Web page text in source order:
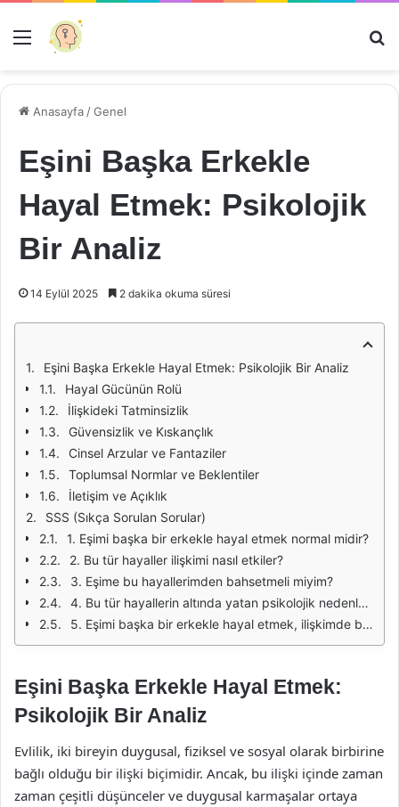
Menü
Anasayfa /Genel
Eşini Başka Erkekle
Hayal Etmek: Psikolojik
Bir Analiz
14 Eylül 2025 2 dakika okuma süresi
Eşini Başka Erkekle Hayal Etmek: Psikolojik Bir Analiz
Hayal Gücünün Rolü
İlişkideki Tatminsizlik
Güvensizlik ve Kıskançlık
Cinsel Arzular ve Fantaziler
Toplumsal Normlar ve Beklentiler
İletişim ve Açıklık
SSS (Sıkça Sorulan Sorular)
1. Eşimi başka bir erkekle hayal etmek normal midir?
2. Bu tür hayaller ilişkimi nasıl etkiler?
3. Eşime bu hayallerimden bahsetmeli miyim?
4. Bu tür hayallerin altında yatan psikolojik nedenler nelerdir?
5. Eşimi başka bir erkekle hayal etmek, ilişkimde bir sorun olduğu anlamına mı gelir?
Eşini Başka Erkekle Hayal Etmek:
Psikolojik Bir Analiz
Evlilik, iki bireyin duygusal, fiziksel ve sosyal olarak birbirine
bağlı olduğu bir ilişki biçimidir. Ancak, bu ilişki içinde zaman
zaman çeşitli düşünceler ve duygusal karmaşalar ortaya